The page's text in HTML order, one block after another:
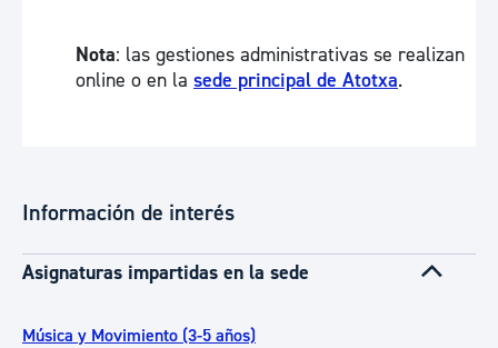
Nota: las gestiones administrativas se realizan
online o en la sede principal de Atotxa.
Información de interés
Asignaturas impartidas en la sede
Música y Movimiento (3-5 años)